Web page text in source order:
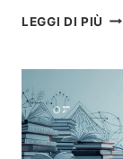
LEGGI DI PIÙ
AL